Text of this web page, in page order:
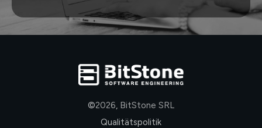
©2026, BitStone SRL
Qualitätspolitik